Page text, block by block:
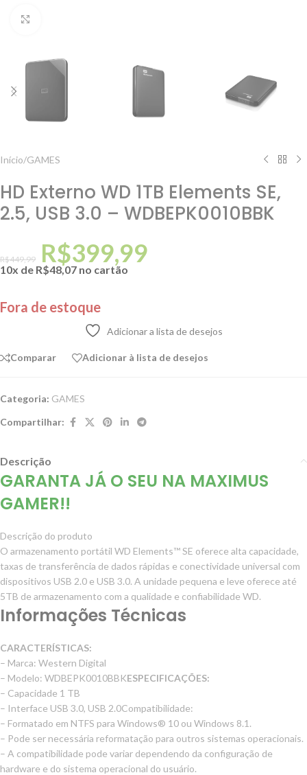
Início/GAMES
HD Externo WD 1TB Elements SE,
2.5, USB 3.0 – WDBEPK0010BBK
R$449,99 R$399,99
10x de R$48,07 no cartão
Fora de estoque
Adicionar a lista de desejos
Comparar Adicionar à lista de desejos
Categoria: GAMES
Compartilhar:
Descrição
GARANTA JÁ O SEU NA MAXIMUS
GAMER!!
Descrição do produto
O armazenamento portátil WD Elements™ SE oferece alta capacidade,
taxas de transferência de dados rápidas e conectividade universal com
dispositivos USB 2.0 e USB 3.0. A unidade pequena e leve oferece até
5TB de armazenamento com a qualidade e confiabilidade WD.
Informações Técnicas
CARACTERÍSTICAS:
– Marca: Western Digital
– Modelo: WDBEPK0010BBKESPECIFICAÇÕES:
– Capacidade 1 TB
– Interface USB 3.0, USB 2.0Compatibilidade:
– Formatado em NTFS para Windows® 10 ou Windows 8.1.
– Pode ser necessária reformatação para outros sistemas operacionais.
– A compatibilidade pode variar dependendo da configuração de
hardware e do sistema operacional do usuário.